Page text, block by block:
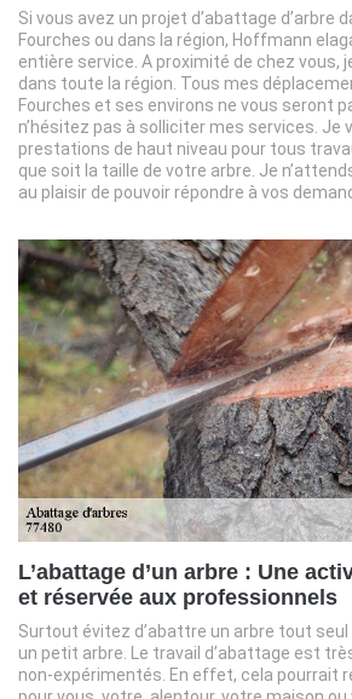
Si vous avez un projet d’abattage d’arbre
Fourches ou dans la région, Hoffmann
entière service. A proximité de chez vous,
dans toute la région. Tous mes
Fourches et ses environs ne vous seront
n’hésitez pas à solliciter mes services. Je
prestations de haut niveau pour tous
que soit la taille de votre arbre. Je
au plaisir de pouvoir répondre à vos
L’abattage d’un arbre : Une
et réservée aux professionnels
Surtout évitez d’abattre un arbre tout
un petit arbre. Le travail d’abattage est
non-expérimentés. En effet, cela pourrait